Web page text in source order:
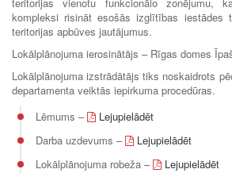
teritorijas vienotu funkcionālo zonējumu,
kompleksi risināt esošās izglītības iestādes
teritorijas apbūves jautājumus.
Lokālplānojuma ierosinātājs – Rīgas domes
Lokālplānojuma izstrādātājs tiks noskaidrots
departamenta veiktās iepirkuma procedūras.
Lēmums –
Lejupielādēt
Darba uzdevums –
Lejupielādēt
Lokālplānojuma robeža –
Lejupielādēt